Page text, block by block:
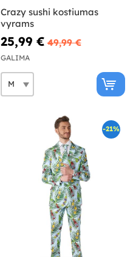
Crazy sushi kostiumas
vyrams
25,99 € 49,99 €
GALIMA
-21%